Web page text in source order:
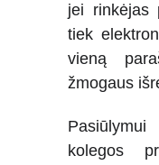
jei rinkėjas
tiek
vieną
žmogaus
kolegos